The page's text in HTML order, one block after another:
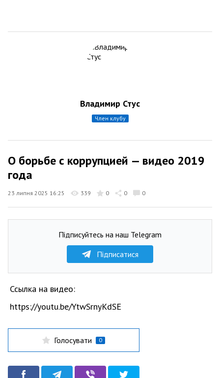
Владимир Стус
член клубу
О борьбе с коррупцией — видео 2019
года
23 липня 2025 16:25 339 0 0 0
Підписуйтесь на наш Telegram
Підписатися
Ссылка на видео:
https://youtu.be/YtwSrnyKdSE
Голосувати 0